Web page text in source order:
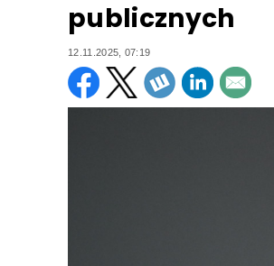
publicznych
12.11.2025, 07:19